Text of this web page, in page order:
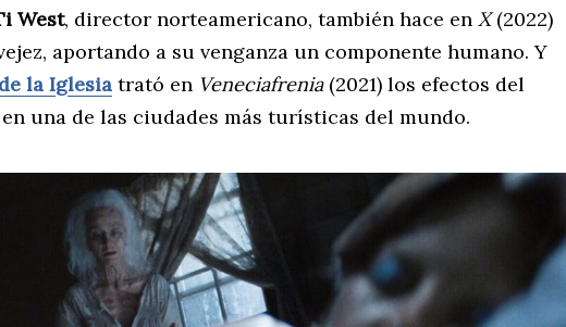
West, director norteamericano, también hace en X(2022)
aportando a su venganza un componente humano. Y
la Iglesia trató en Veneciafrenia(2021) los efectos del
una de las ciudades más turísticas del mundo.